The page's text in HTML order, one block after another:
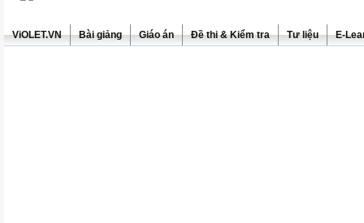
ViOLET.VN Bài giảng Giáo án Đề thi & Kiểm tra Tư liệu E-